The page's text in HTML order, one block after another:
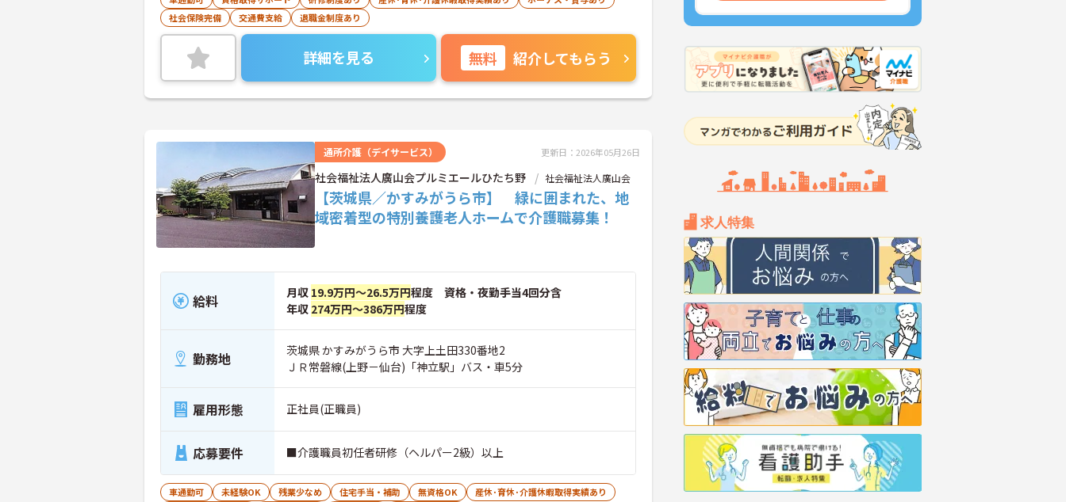
求人特集
社会保険完備
交通費支給 退職金制度あり
詳細を見る 無料 紹介してもらう
通所介護（デイサービス） 更新日：2026年05月26日
社会福祉法人廣山会プルミエールひたち野 社会福祉法人廣山会
【茨城県／かすみがうら市】 緑に囲まれた、地
域密着型の特別養護老人ホームで介護職募集！
給料 月収 19.9万円～26.5万円程度 資格・夜勤手当4回分含
年収 274万円～386万円程度
勤務地
茨城県 かすみがうら市 大字上土田330番地2
ＪＲ常磐線(上野－仙台)「神立駅」バス・車5分
雇用形態 正社員(正職員)
応募要件 ■介護職員初任者研修（ヘルパー2級）以上
車通勤可 未経験OK 残業少なめ 住宅手当・補助 無資格OK
産休･育休･介護休暇取得実績あり